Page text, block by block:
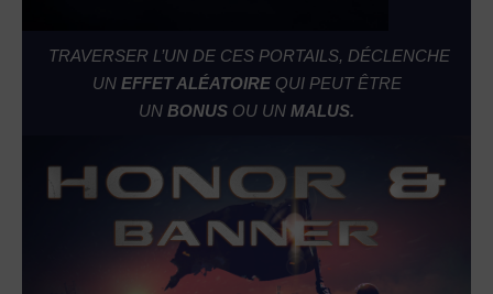
TRAVERSER L’UN DE CES PORTAILS, DÉCLENCHE
UN EFFET ALÉATOIREQUI PEUT ÊTRE
UN BONUS OU UN MALUS.